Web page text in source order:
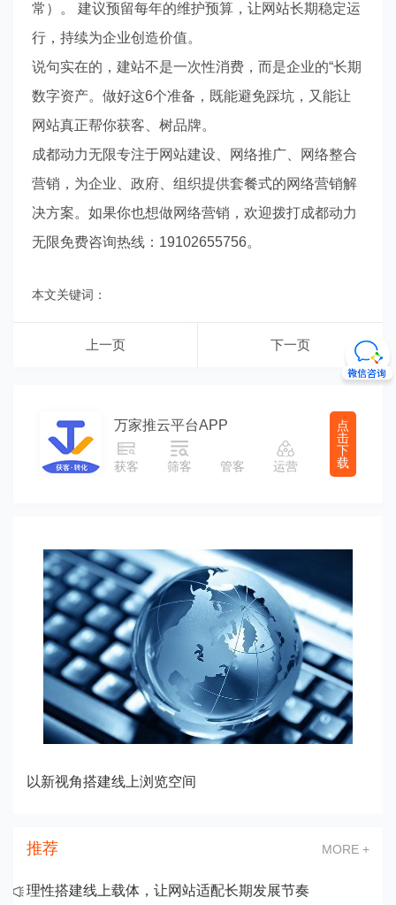
常）。 建议预留每年的维护预算，让网站长期稳定运
行，持续为企业创造价值。
说句实在的，建站不是一次性消费，而是企业的“长期
数字资产。做好这6个准备，既能避免踩坑，又能让
网站真正帮你获客、树品牌。
成都动力无限专注于网站建设、网络推广、网络整合
营销，为企业、政府、组织提供套餐式的网络营销解
决方案。如果你也想做网络营销，欢迎拨打成都动力
无限免费咨询热线：19102655756。
本文关键词：
上一页 下一页
万家推云平台APP
获客 筛客 管客 运营
点
击
下
载
以新视角搭建线上浏览空间
推荐 MORE +
理性搭建线上载体，让网站适配长期发展节奏